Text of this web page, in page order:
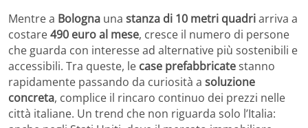
Mentre a Bologna una stanza di 10 metri quadriarriva a
costare490 euro al mese, cresce il numero di persone
che guarda con interesse ad alternative più sostenibili e
accessibili. Tra queste, le case prefabbricatestanno
rapidamente passando da curiosità a soluzione
concreta, complice il rincaro continuo dei prezzi nelle
città italiane. Un trend che non riguarda solo l’Italia: